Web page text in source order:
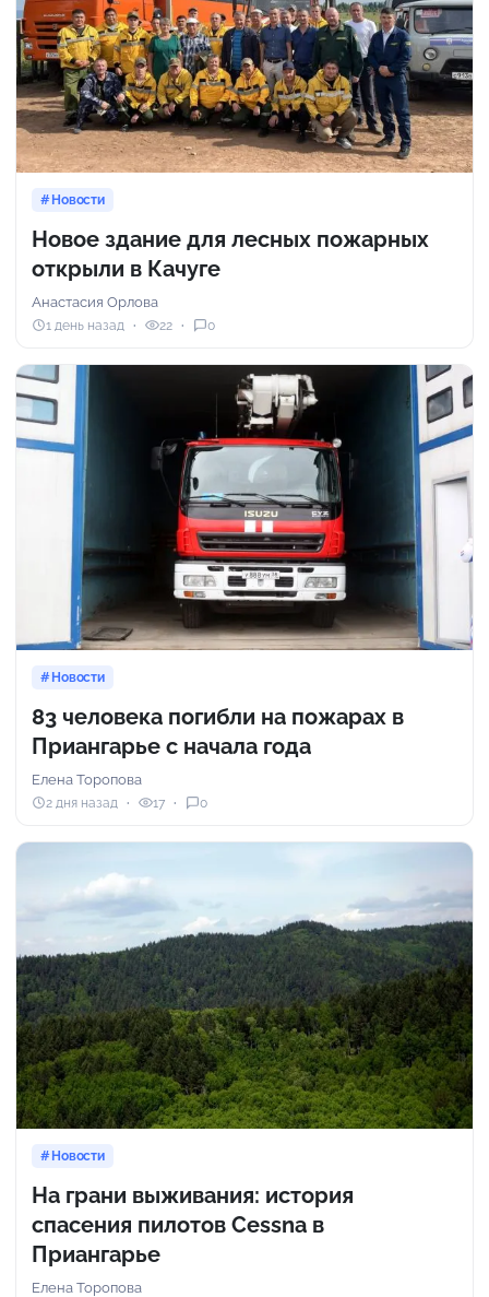
Новости
Новое здание для лесных пожарных
открыли в Качуге
Анастасия Орлова
1 день назад 22 0
Новости
83 человека погибли на пожарах в
Приангарье с начала года
Елена Торопова
2 дня назад 17 0
Новости
На грани выживания: история
спасения пилотов Cessna в
Приангарье
Елена Торопова